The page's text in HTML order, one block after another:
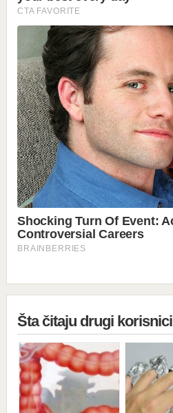
Šta čitaju drugi korisnici